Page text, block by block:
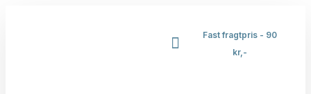
Fast fragtpris - 90
kr,-